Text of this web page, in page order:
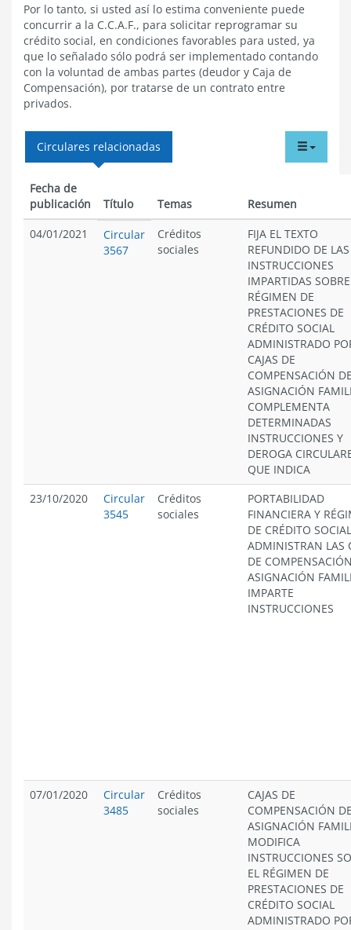
Por lo tanto, si usted así lo estima conveniente puede
concurrir a la C.C.A.F., para solicitar reprogramar su
crédito social, en condiciones favorables para usted, ya
que lo señalado sólo podrá ser implementado contando
con la voluntad de ambas partes (deudor y Caja de
Compensación), por tratarse de un contrato entre
privados.
menu
Circulares relacionadas
Fecha de
publicación
Título Temas
Resumen
04/01/2021
Circular
3567
Créditos
sociales
FIJA EL TEXTO
REFUNDIDO DE LAS
INSTRUCCIONES
IMPARTIDAS
RÉGIMEN DE
PRESTACIONES DE
CRÉDITO SOCIAL
ADMINISTRADO
CAJAS DE
COMPENSACIÓN
ASIGNACIÓN
COMPLEMENTA
DETERMINADAS
INSTRUCCIONES Y
DEROGA
QUE INDICA
23/10/2020
Circular
3545
Créditos
sociales
PORTABILIDAD
FINANCIERA Y
DE CRÉDITO
ADMINISTRAN LAS
DE
ASIGNACIÓN
IMPARTE
INSTRUCCIONES
07/01/2020
Circular
3485
Créditos
sociales
CAJAS DE
COMPENSACIÓN
ASIGNACIÓN
MODIFICA
INSTRUCCIONES
EL RÉGIMEN DE
PRESTACIONES DE
CRÉDITO SOCIAL
ADMINISTRADO